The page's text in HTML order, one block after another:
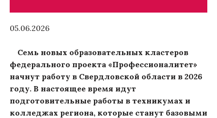
05.06.2026
Семь новых образовательных кластеров
федерального проекта «Профессионалитет»
начнут работу в Свердловской области в 2026
году. В настоящее время идут
подготовительные работы в техникумах и
колледжах региона, которые станут базовыми